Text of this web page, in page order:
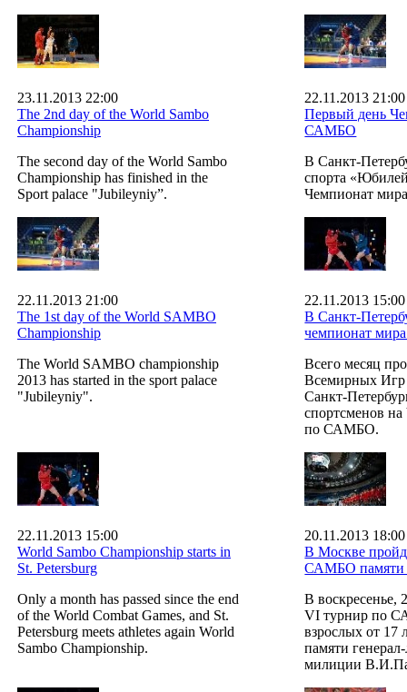
23.11.2013 22:00
The 2nd day of the World Sambo
Championship
The second day of the World Sambo
Championship has finished in the
Sport palace "Jubileyniy”.
22.11.2013 21:00
Первый день
САМБО
В Санкт-
спорта
Чемпионат
22.11.2013 21:00
The 1st day of the World SAMBO
Championship
The World SAMBO championship
2013 has started in the sport palace
"Jubileyniy".
22.11.2013 15:00
В Санкт-
чемпионат
Всего месяц
Всемирных Игр
Санкт-
спортсменов
по САМБО.
22.11.2013 15:00
World Sambo Championship starts in
St. Petersburg
Only a month has passed since the end
of the World Combat Games, and St.
Petersburg meets athletes again World
Sambo Championship.
20.11.2013 18:00
В Москве
САМБО памяти
В воскресенье,
VI турнир по
взрослых от 17
памяти
милиции